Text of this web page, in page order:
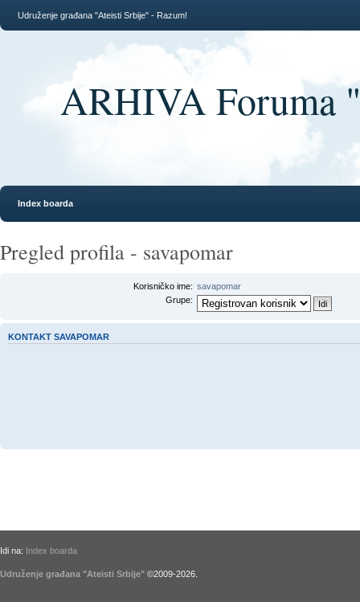
Udruženje građana "Ateisti Srbije" - Razum!
ARHIVA Foruma
Index boarda
Pregled profila - savapomar
Korisničko ime: savapomar
Grupe:
KONTAKT SAVAPOMAR
Idi na: Index boarda
Udruženje građana "Ateisti Srbije" ©2009-2026